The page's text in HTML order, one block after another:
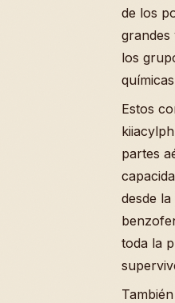
de los
grandes
los
Estos
partes
desde
toda la